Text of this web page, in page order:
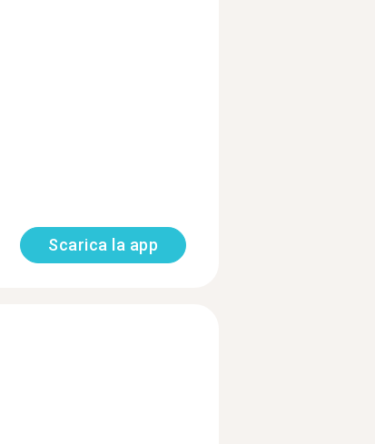
Scarica la app